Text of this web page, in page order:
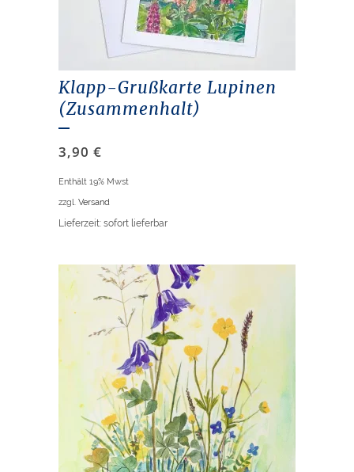
Klapp-Grußkarte Lupinen
(Zusammenhalt)
3,90 €
Enthält 19% Mwst
zzgl. Versand
Lieferzeit: sofort lieferbar